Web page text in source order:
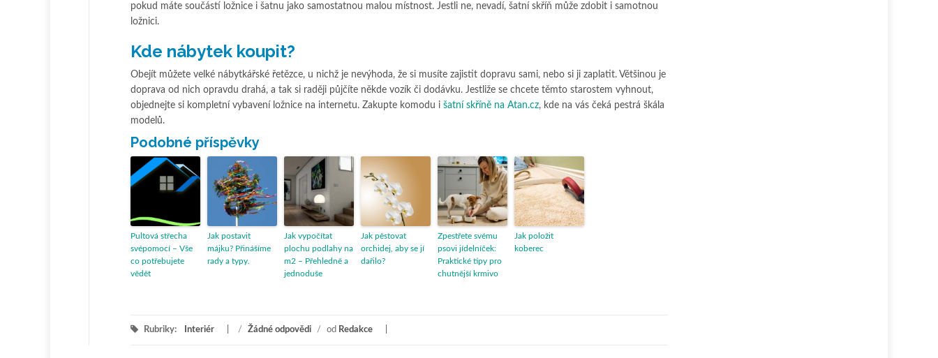
pokud máte součástí ložnice i šatnu jako samostatnou malou místnost. Jestli ne, nevadí, šatní skříň může zdobit i samotnou
ložnici.
Kde nábytek koupit?
Obejít můžete velké nábytkářské řetězce, u nichž je nevýhoda, že si musíte zajistit dopravu sami, nebo si ji zaplatit. Většinou je
doprava od nich opravdu drahá, a tak si raději půjčíte někde vozík či dodávku. Jestliže se chcete těmto starostem vyhnout,
objednejte si kompletní vybavení ložnice na internetu. Zakupte komodu i šatní skříně na Atan.cz, kde na vás čeká pestrá škála
modelů.
Podobné příspěvky
Pultová střecha
svépomocí – Vše
co potřebujete
vědět
Jak postavit
májku? Přinášíme
rady a typy.
Jak vypočítat
plochu podlahy na
m2 – Přehledně a
jednoduše
Jak pěstovat
orchidej, aby se jí
dařilo?
Zpestřete svému
psovi jídelníček:
Praktické tipy pro
chutnější krmivo
Jak položit
koberec
Rubriky: Interiér / Žádné odpovědi / od Redakce